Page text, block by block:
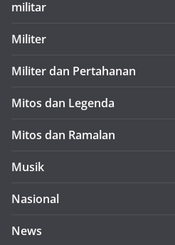
militar
Militer
Militer dan Pertahanan
Mitos dan Legenda
Mitos dan Ramalan
Musik
Nasional
News